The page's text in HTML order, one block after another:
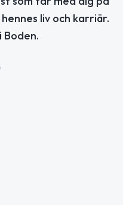
liv och karriär.
Boden.